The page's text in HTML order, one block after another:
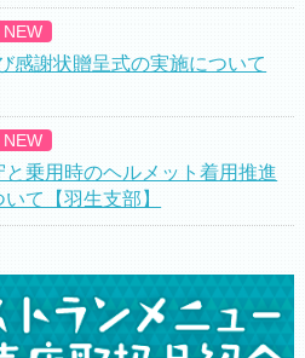
NEW
感謝状贈呈式の実施について
NEW
と乗用時のヘルメット着用推進
て【羽生支部】